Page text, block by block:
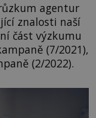
agentur
znalosti naší
část výzkumu
(7/2021),
(2/2022).